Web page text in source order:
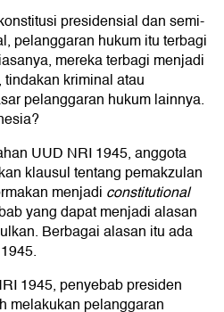
presidensial dan semi-
pelanggaran hukum itu terbagi
mereka terbagi menjadi
kriminal atau
pelanggaran hukum lainnya.
UUD NRI 1945, anggota
klausul tentang pemakzulan
menjadi constitutional
yang dapat menjadi alasan
Berbagai alasan itu ada
1945, penyebab presiden
melakukan pelanggaran